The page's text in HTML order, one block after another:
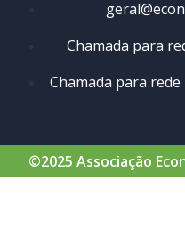
Chamada para
Chamada para rede
©2025 Associação